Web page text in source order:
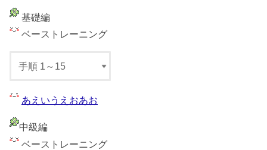
基礎編
ベーストレーニング
あえいうえおあお
中級編
ベーストレーニング